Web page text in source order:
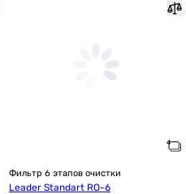
Фильтр 6 этапов очистки
Leader Standart RO-6